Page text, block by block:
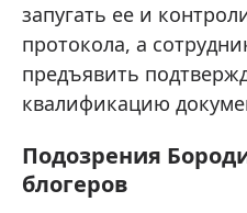
запугать ее и
протокола, а
предъявить
квалификацию
Подозрения
блогеров